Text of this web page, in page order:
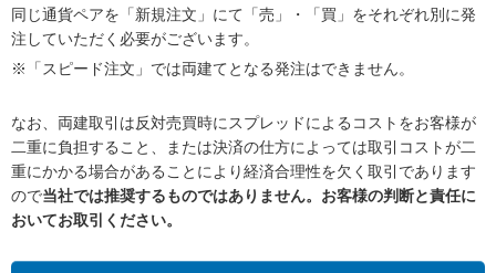
同じ通貨ペアを「新規注文」にて「売」・「買」をそれぞれ別に発
注していただく必要がございます。
※「スピード注文」では両建てとなる発注はできません。
なお、両建取引は反対売買時にスプレッドによるコストをお客様が
二重に負担すること、または決済の仕方によっては取引コストが二
重にかかる場合があることにより経済合理性を欠く取引であります
ので当社では推奨するものではありません。お客様の判断と責任に
おいてお取引ください。